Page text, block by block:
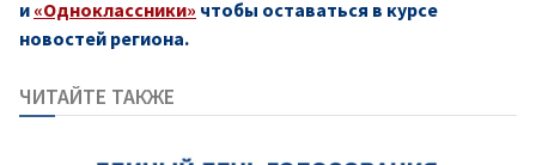
и «Одноклассники» чтобы оставаться в курсе
новостей региона.
ЧИТАЙТЕ ТАКЖЕ